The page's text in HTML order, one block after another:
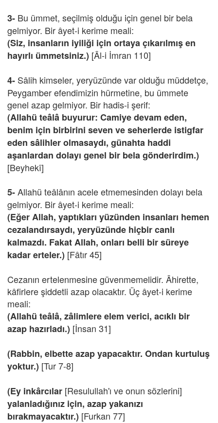
3- Bu ümmet, seçilmiş olduğu için genel bir bela
gelmiyor. Bir âyet-i kerime meali:
(Siz, insanların iyiliği için ortaya çıkarılmış en
hayırlı ümmetsiniz.) [Âl-i İmran 110]
4- Sâlih kimseler, yeryüzünde var olduğu müddetçe,
Peygamber efendimizin hürmetine, bu ümmete
genel azap gelmiyor. Bir hadis-i şerif:
(Allahü teâlâ buyurur: Camiye devam eden,
benim için birbirini seven ve seherlerde istigfar
eden sâlihler olmasaydı, günahta haddi
aşanlardan dolayı genel bir bela gönderirdim.)
[Beyhekî]
5-Allahü teâlânın acele etmemesinden dolayı bela
gelmiyor. Bir âyet-i kerime meali:
(Eğer Allah, yaptıkları yüzünden insanları hemen
cezalandırsaydı, yeryüzünde hiçbir canlı
kalmazdı. Fakat Allah, onları belli bir süreye
kadar erteler.) [Fâtır 45]
Cezanın ertelenmesine güvenmemelidir. Âhirette,
kâfirlere şiddetli azap olacaktır. Üç âyet-i kerime
meali:
(Allahü teâlâ, zâlimlere elem verici, acıklı bir
azap hazırladı.) [İnsan 31]
(Rabbin, elbette azap yapacaktır. Ondan kurtuluş
yoktur.) [Tur 7-8]
(Ey inkârcılar [Resulullah'ı ve onun sözlerini]
yalanladığınız için, azap yakanızı
bırakmayacaktır.) [Furkan 77]